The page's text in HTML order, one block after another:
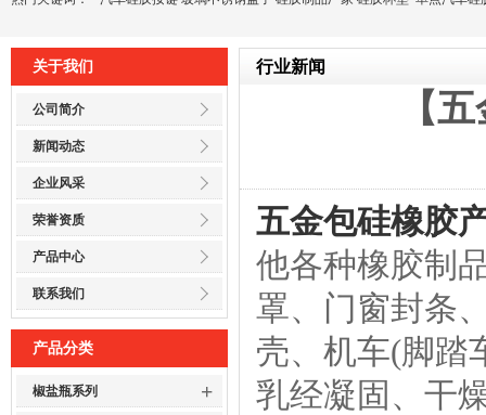
关于我们
公司简介
新闻动态
企业风采
荣誉资质
产品中心
联系我们
产品分类
椒盐瓶系列 +
行业新闻
【
五金包硅橡胶
他各种橡胶制
罩、门窗封条
壳、机车(脚踏
乳经凝固、干